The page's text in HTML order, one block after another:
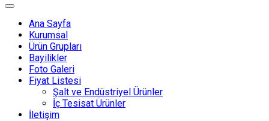
Ana Sayfa
Kurumsal
Ürün Grupları
Bayilikler
Foto Galeri
Fiyat Listesi
Şalt ve Endüstriyel Ürünler
İç Tesisat Ürünler
İletişim